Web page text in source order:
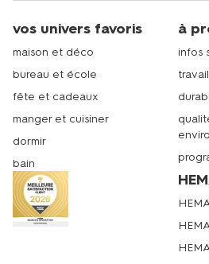
vos univers favoris
maison et déco
bureau et école
fête et cadeaux
manger et cuisiner
dormir
bain
à
infos